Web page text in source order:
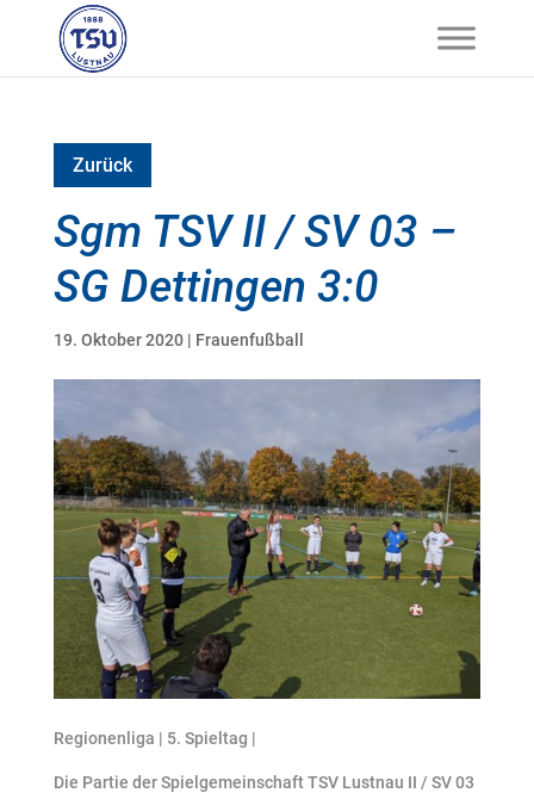
Zurück
Sgm TSV II / SV 03 –
SG Dettingen 3:0
19. Oktober 2020| Frauenfußball
Regionenliga | 5. Spieltag |
Die Partie der Spielgemeinschaft TSV Lustnau II / SV 03